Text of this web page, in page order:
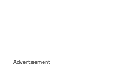
Advertisement